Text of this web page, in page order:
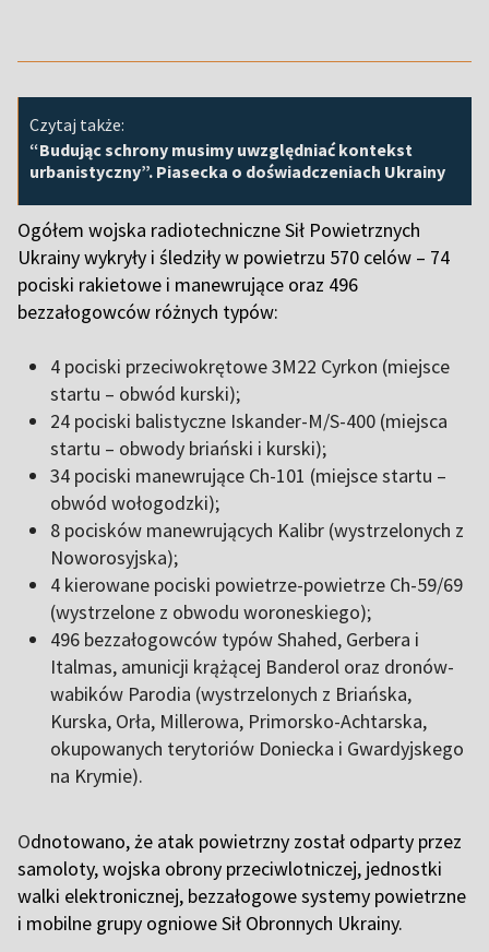
Czytaj także:
“Budując schrony musimy uwzględniać kontekst
urbanistyczny”. Piasecka o doświadczeniach Ukrainy
Ogółem wojska radiotechniczne Sił Powietrznych
Ukrainy wykryły i śledziły w powietrzu 570 celów – 74
pociski rakietowe i manewrujące oraz 496
bezzałogowców różnych typów:
4 pociski przeciwokrętowe 3M22 Cyrkon (miejsce
startu – obwód kurski);
24 pociski balistyczne Iskander-M/S-400 (miejsca
startu – obwody briański i kurski);
34 pociski manewrujące Ch-101 (miejsce startu –
obwód wołogodzki);
8 pocisków manewrujących Kalibr (wystrzelonych z
Noworosyjska);
4 kierowane pociski powietrze-powietrze Ch-59/69
(wystrzelone z obwodu woroneskiego);
496 bezzałogowców typów Shahed, Gerbera i
Italmas, amunicji krążącej Banderol oraz dronów-
wabików Parodia (wystrzelonych z Briańska,
Kurska, Orła, Millerowa, Primorsko-Achtarska,
okupowanych terytoriów Doniecka i Gwardyjskego
na Krymie).
Odnotowano, że atak powietrzny został odparty przez
samoloty, wojska obrony przeciwlotniczej, jednostki
walki elektronicznej, bezzałogowe systemy powietrzne
i mobilne grupy ogniowe Sił Obronnych Ukrainy.